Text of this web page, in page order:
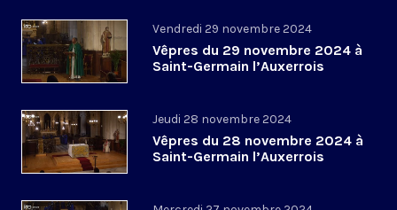
Vendredi 29 novembre 2024
Vêpres du 29 novembre 2024 à
Saint-Germain l’Auxerrois
Jeudi 28 novembre 2024
Vêpres du 28 novembre 2024 à
Saint-Germain l’Auxerrois